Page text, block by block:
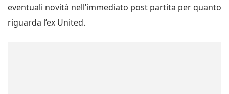
eventuali novità nell’immediato post partita per quanto
riguarda l’ex United.